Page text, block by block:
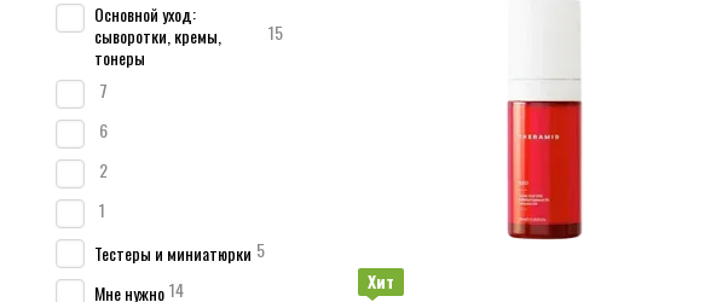
Хит
Основной уход:
сыворотки, кремы,
тонеры
15
7
6
2
1
Тестеры и миниатюрки 5
Мне нужно14